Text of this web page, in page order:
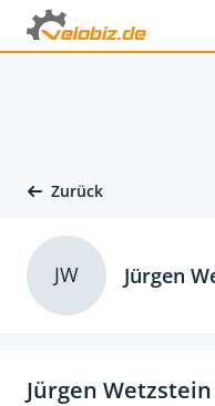
Zurück
Jürgen
JW Jürgen